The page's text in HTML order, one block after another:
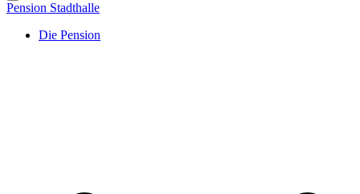
Pension Stadthalle
Die Pension